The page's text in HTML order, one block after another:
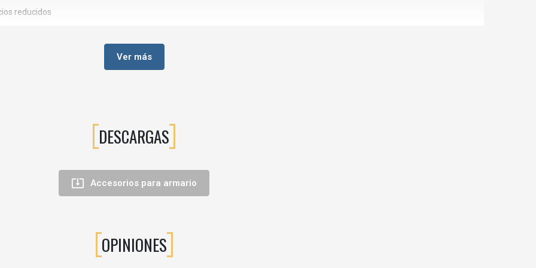
reducidos
Ver más
DESCARGAS
 Accesorios para armario
OPINIONES